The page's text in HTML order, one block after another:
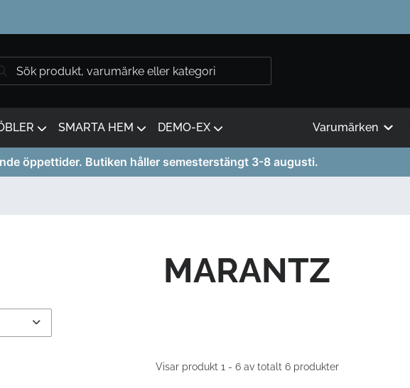
SMARTA HEM DEMO-EX Varumärken
öppettider. Butiken håller semesterstängt 3-8 augusti.
MARANTZ
Visar produkt 1 - 6 av totalt 6 produkter